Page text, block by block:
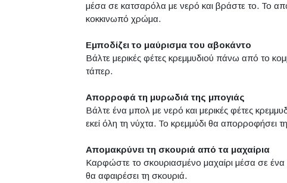
μέσα σε κατσαρόλα με νερό και βράστε το. Το
κοκκινωπό χρώμα.
Εμποδίζει το μαύρισμα του αβοκάντο
Βάλτε μερικές φέτες κρεμμυδιού πάνω από το
τάπερ.
Απορροφά τη μυρωδιά της μπογιάς
Βάλτε ένα μπολ με νερό και μερικές φέτες
εκεί όλη τη νύχτα. Το κρεμμύδι θα απορροφήσει
Απομακρύνει τη σκουριά από τα μαχαίρια
Καρφώστε το σκουριασμένο μαχαίρι μέσα σε ένα
θα αφαιρέσει τη σκουριά.